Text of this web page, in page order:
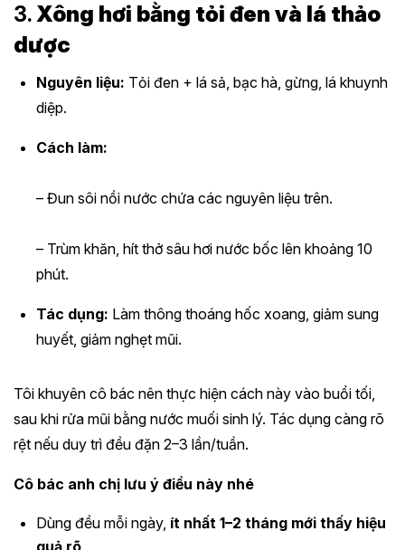
3.Xông hơi bằng tỏi đen và lá thảo
dược
Nguyên liệu: Tỏi đen + lá sả, bạc hà, gừng, lá khuynh
diệp.
Cách làm:
– Đun sôi nồi nước chứa các nguyên liệu trên.
– Trùm khăn, hít thở sâu hơi nước bốc lên khoảng 10
phút.
Tác dụng: Làm thông thoáng hốc xoang, giảm sung
huyết, giảm nghẹt mũi.
Tôi khuyên cô bác nên thực hiện cách này vào buổi tối,
sau khi rửa mũi bằng nước muối sinh lý. Tác dụng càng rõ
rệt nếu duy trì đều đặn 2–3 lần/tuần.
Cô bác anh chị lưu ý điều này nhé
Dùng đều mỗi ngày, ít nhất 1–2 tháng mới thấy hiệu
quả rõ